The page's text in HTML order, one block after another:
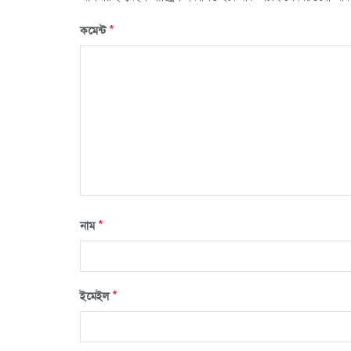
কমেন্ট*
নাম*
ইমেইল*